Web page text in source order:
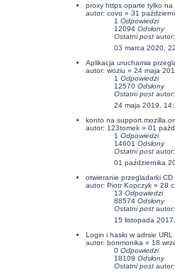
proxy https oparte tylko na
autor: covo » 31
1 Odpowiedzi
12094 Odsłony
Ostatni post autor:
03 marca 2020,
Aplikacja uruchamia
autor: woziu » 24 maja
1 Odpowiedzi
12570 Odsłony
Ostatni post autor:
24 maja 2019,
konto na
autor: 123tomek» 01
1 Odpowiedzi
14601 Odsłony
Ostatni post autor:
01 października
otwieranie przegladarki CD
autor: Piotr Kopczyk » 28
13 Odpowiedzi
88574 Odsłony
Ostatni post
15 listopada
Login i hasło w adrsie URL
autor: bonmonika » 18
0 Odpowiedzi
18109 Odsłony
Ostatni post autor: